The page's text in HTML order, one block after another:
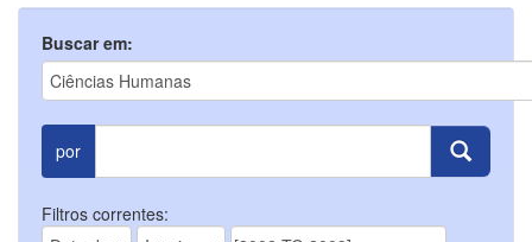
Buscar em:
por
Filtros correntes: